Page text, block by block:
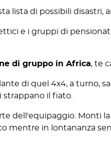
lista di possibili disastri,
e i gruppi di
di gruppo in Africa, te
di quel 4x4, a turno,
strappano il fiato.
dell'equipaggio. Monti
mentre in lontananza